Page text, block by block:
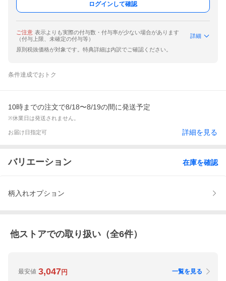
ログインして確認
ご注意 表示よりも実際の付与数・付与率が少ない場合があります
（付与上限、未確定の付与等）
詳細
原則税抜価格が対象です。特典詳細は内訳でご確認ください。
条件達成でおトク
10時までの注文で8/18〜8/19の間に発送予定
※休業日は発送されません。
お届け日指定可 詳細を見る
バリエーション 在庫を確認
柄入れオプション
他ストアでの取り扱い（全6件）
最安値 3,047円 一覧を見る